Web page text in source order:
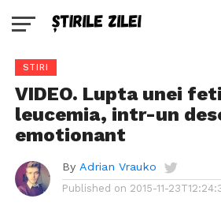
STIRI
VIDEO. Lupta unei
leucemia, intr-un
emotionant
By Adrian Vrauko
Published on 2015-11-